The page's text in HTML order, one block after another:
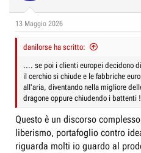
s
13 Maggio 2026
danilorse ha scritto:
.... se poi i clienti europei decidono
il cerchio si chiude e le fabbriche
all'aria, diventando nella migliore
dragone oppure chiudendo i battenti
Questo è un discorso
liberismo, portafoglio contro
riguarda molti io guardo al